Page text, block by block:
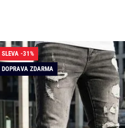
SLEVA -31%
DOPRAVA ZDARMA